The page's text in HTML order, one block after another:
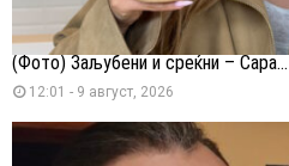
(Фото) Заљубени и среќни – Сара...
12:01 - 9 август, 2026